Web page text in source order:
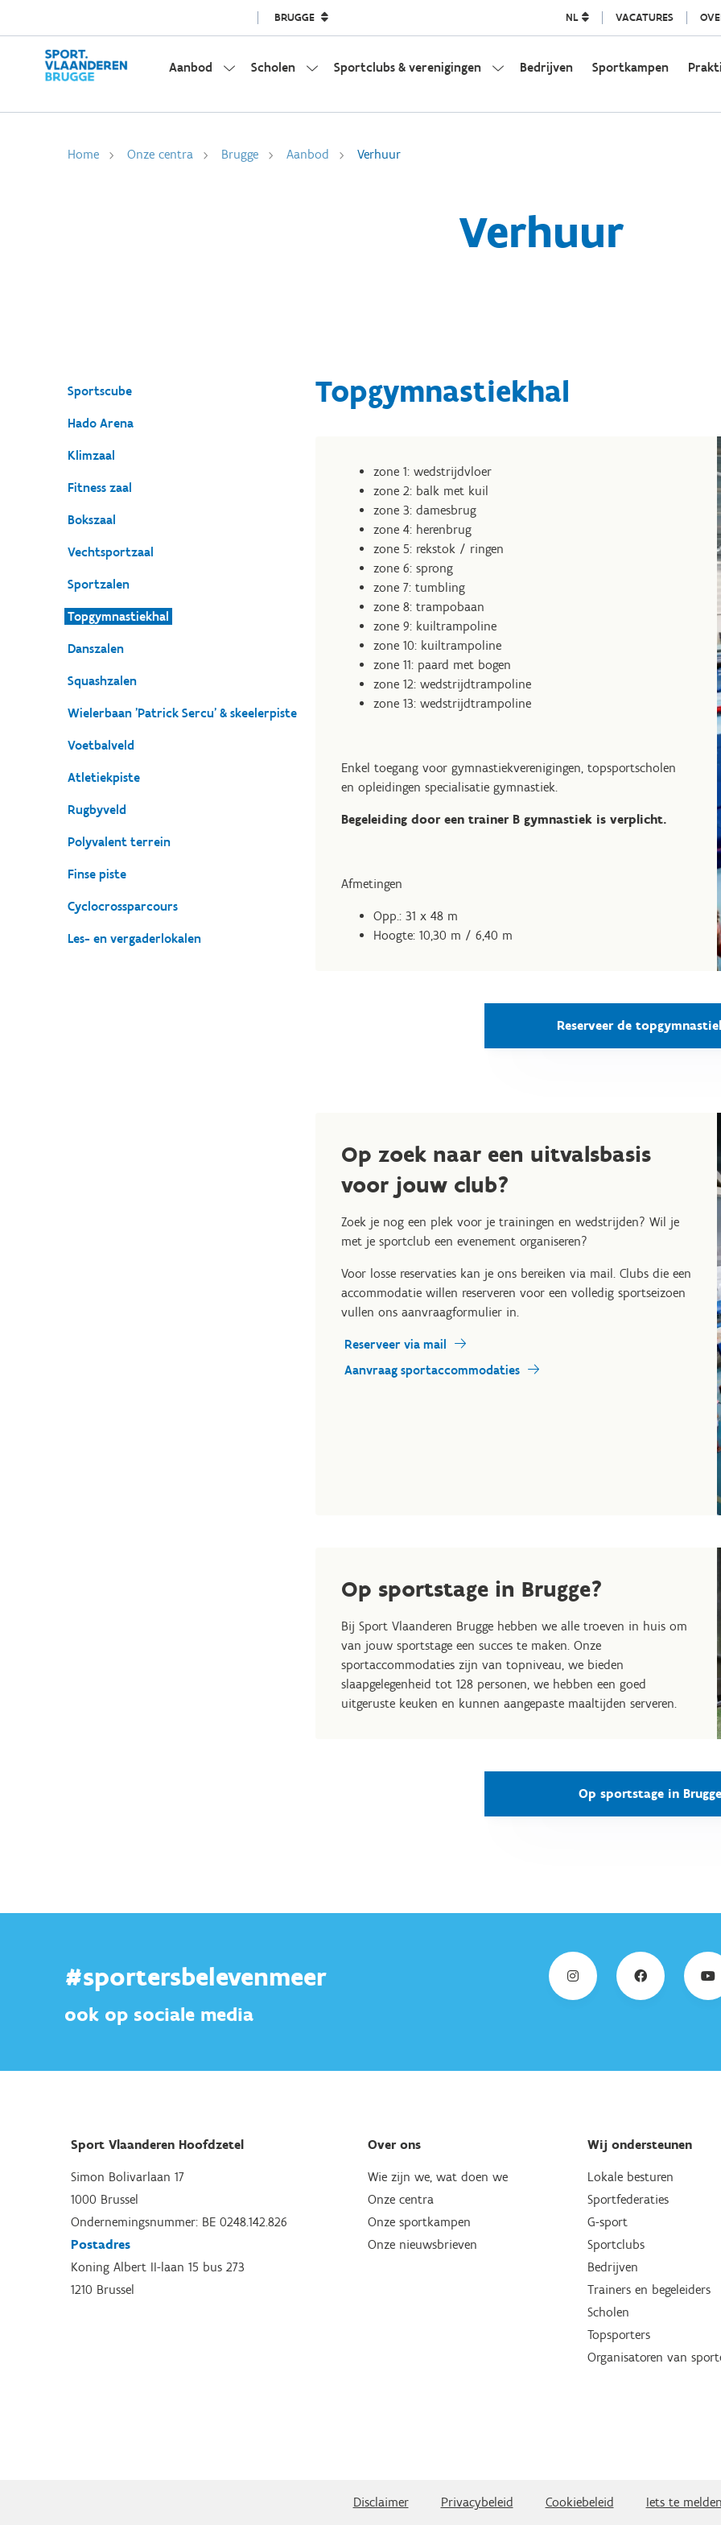
BRUGGE NL VACATURES
Aanbod Scholen Sportclubs & verenigingen Bedrijven Sportkampen
Home Onze centra Brugge Aanbod Verhuur
Verhuur
Sportscube
Hado Arena
Klimzaal
Fitness zaal
Bokszaal
Vechtsportzaal
Sportzalen
Topgymnastiekhal
Danszalen
Squashzalen
Wielerbaan 'Patrick Sercu' & skeelerpiste
Voetbalveld
Atletiekpiste
Rugbyveld
Polyvalent terrein
Finse piste
Cyclocrossparcours
Les- en vergaderlokalen
Topgymnastiekhal
zone 1: wedstrijdvloer
zone 2: balk met kuil
zone 3: damesbrug
zone 4: herenbrug
zone 5: rekstok / ringen
zone 6: sprong
zone 7: tumbling
zone 8: trampobaan
zone 9: kuiltrampoline
zone 10: kuiltrampoline
zone 11: paard met bogen
zone 12: wedstrijdtrampoline
zone 13: wedstrijdtrampoline
Enkel toegang voor gymnastiekverenigingen, topsportscholen
en opleidingen specialisatie gymnastiek.
Begeleiding door een trainer B gymnastiek is verplicht.
Afmetingen
Opp.: 31 x 48 m
Hoogte: 10,30 m / 6,40 m
Reserveer de
Op zoek naar een uitvalsbasis
voor jouw club?
Zoek je nog een plek voor je trainingen en wedstrijden? Wil je
met je sportclub een evenement organiseren?
Voor losse reservaties kan je ons bereiken via mail. Clubs die een
accommodatie willen reserveren voor een volledig sportseizoen
vullen ons aanvraagformulier in.
Reserveer via mail
Aanvraag sportaccommodaties
Op sportstage in Brugge?
Bij Sport Vlaanderen Brugge hebben we alle troeven in huis om
van jouw sportstage een succes te maken. Onze
sportaccommodaties zijn van topniveau, we bieden
slaapgelegenheid tot 128 personen, we hebben een goed
uitgeruste keuken en kunnen aangepaste maaltijden serveren.
Op sportstage in Brugge
#sportersbelevenmeer
ook op sociale media
Sport Vlaanderen Hoofdzetel
Simon Bolivarlaan 17
1000 Brussel
Ondernemingsnummer: BE 0248.142.826
Postadres
Koning Albert II-laan 15 bus 273
1210 Brussel
Over ons
Wie zijn we, wat doen we
Onze centra
Onze sportkampen
Onze nieuwsbrieven
Wij ondersteunen
Lokale besturen
Sportfederaties
G-sport
Sportclubs
Bedrijven
Trainers en begeleiders
Scholen
Topsporters
Organisatoren van
Disclaimer Privacybeleid Cookiebeleid Iets te